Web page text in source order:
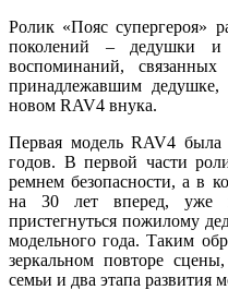
Ролик «Пояс супергероя»
поколений – дедушки и
воспоминаний,
принадлежавшим дедушке,
новом RAV4 внука.
Первая модельRAV4 была
годов. В первой части
ремнем безопасности, а в
на 30 лет вперед, уже
пристегнуться пожилому
модельного года. Таким
зеркальном повторе
семьи и два этапа развития